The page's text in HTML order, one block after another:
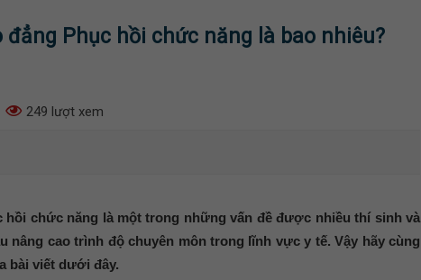
Phục hồi chức năng là bao nhiêu?
249 lượt xem
hồi chức năng là một trong những vấn đề được nhiều thí sinh và
nâng cao trình độ chuyên môn trong lĩnh vực y tế. Vậy hãy cùng
bài viết dưới đây.